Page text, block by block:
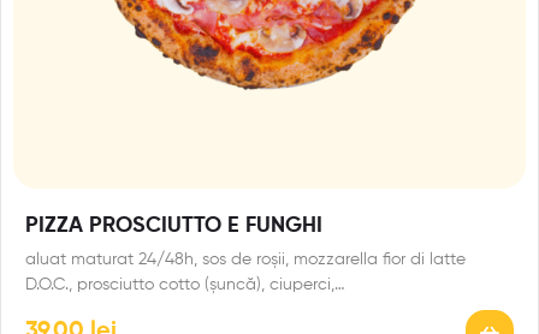
PIZZA PROSCIUTTO E FUNGHI
aluat maturat 24/48h, sos de roșii, mozzarella fior di latte
D.O.C., prosciutto cotto (șuncă), ciuperci,…